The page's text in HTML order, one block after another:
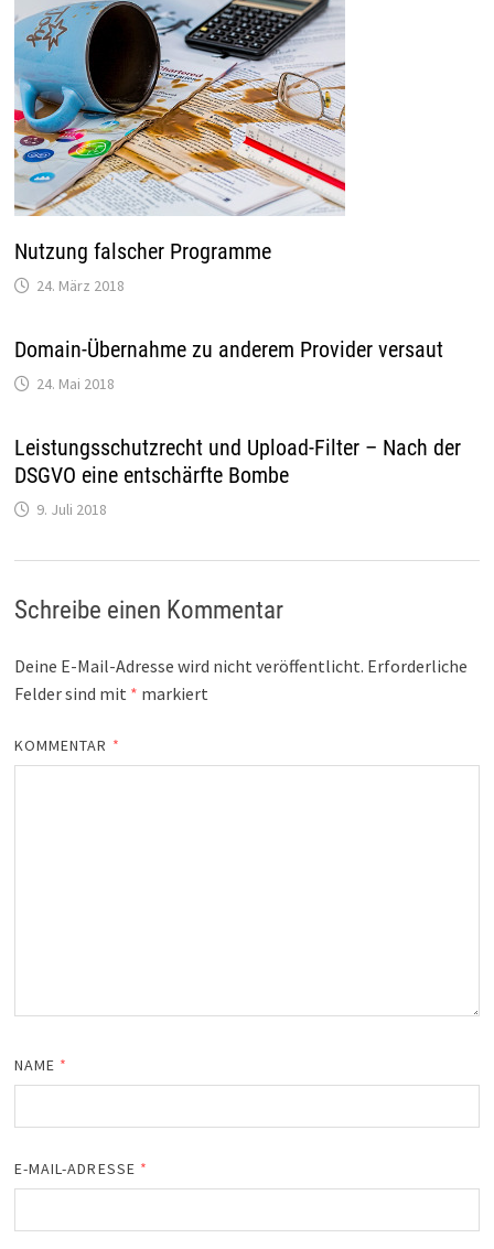
Nutzung falscher Programme
24. März 2018
Domain-Übernahme zu anderem Provider versaut
24. Mai 2018
Leistungsschutzrecht und Upload-Filter – Nach der
DSGVO eine entschärfte Bombe
9. Juli 2018
Schreibe einen Kommentar
Deine E-Mail-Adresse wird nicht veröffentlicht. Erforderliche
Felder sind mit * markiert
KOMMENTAR *
NAME *
E-MAIL-ADRESSE *